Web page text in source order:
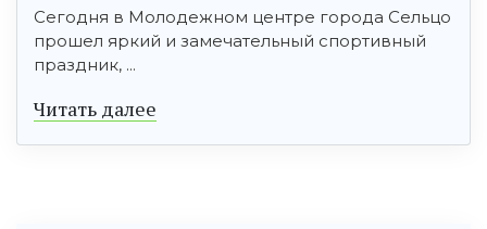
Сегодня в Молодежном центре города Сельцо
прошел яркий и замечательный спортивный
праздник, ...
Читать далее